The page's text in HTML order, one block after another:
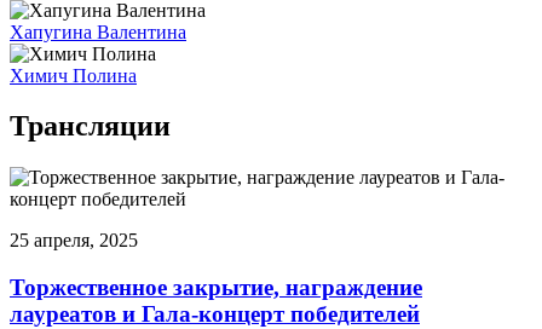
Хапугина Валентина
Химич Полина
Трансляции
25 апреля, 2025
Торжественное закрытие, награждение
лауреатов и Гала-концерт победителей